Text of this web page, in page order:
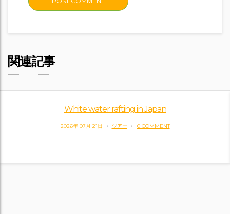
関連記事
White water rafting in Japan
2026年 07月 21日 ツアー 0 COMMENT